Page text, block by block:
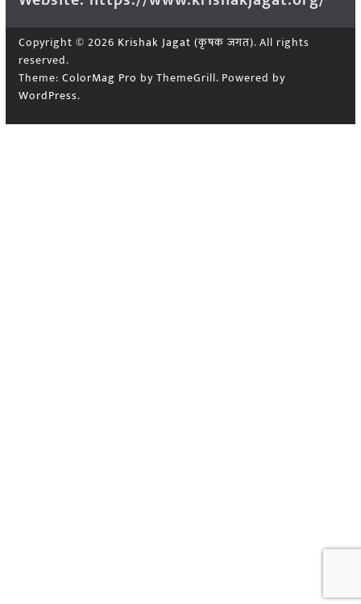
Copyright © 2026 Krishak Jagat (कृषक जगत). All rights
reserved.
Theme: ColorMag Pro by ThemeGrill. Powered by
WordPress.